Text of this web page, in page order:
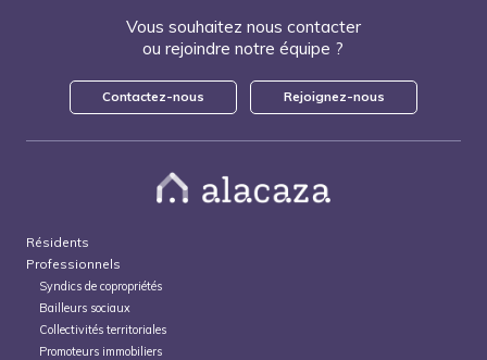
Vous souhaitez nous contacter
ou rejoindre notre équipe ?
Contactez-nous Rejoignez-nous
Résidents
Professionnels
Syndics de copropriétés
Bailleurs sociaux
Collectivités territoriales
Promoteurs immobiliers